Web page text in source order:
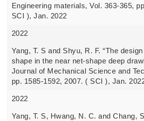
Engineering materials, Vol. 363-365,
SCI ), Jan. 2022
2022
Yang, T. S and Shyu, R. F. “The
shape in the near net-shape deep
Journal of Mechanical Science and
pp. 1585-1592, 2007. ( SCI ), Jan.
2022
Yang, T. S, Hwang, N. C. and Chang,